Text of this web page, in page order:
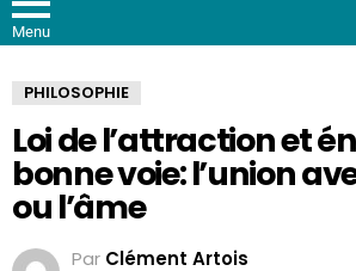
Menu
PHILOSOPHIE
Loi de l’attraction et
bonne voie: l’union
ou l’âme
Par Clément Artois